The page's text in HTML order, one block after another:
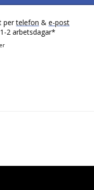
pertelefon &e-post
2 arbetsdagar*